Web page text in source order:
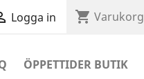
Logga in shopping_cart Varukorg
ÖPPETTIDER BUTIK